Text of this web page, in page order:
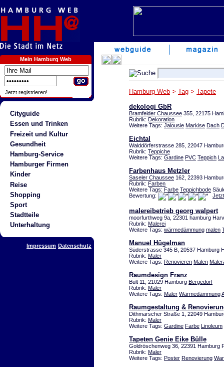
Mein Hamburg Web
Jetzt registrieren!
Cityguide
Essen und Trinken
Freizeit und Kultur
Gesundheit
Hamburg-Service
Hamburger Firmen
Kinder
Reise
Shopping
Sport
Stadtteile
Unterhaltung
Impressum Datenschutz
Hamburg Web > Tag > Tapete
dekologi GbR
Bramfelder Chaussee 355, 22175
Rubrik: Dekoration
Weitere Tags: Jalousie Markise Dach
Eichtal
Walddörferstrasse 285, 22047
Rubrik: Teppiche
Weitere Tags: Gardine PVC Teppich
Farbenhaus Metzler
Saseler Chaussee 162, 22393
Rubrik: Farben
Weitere Tags: Farbe Teppichbode
Bewertung:
malereibetrieb georg walpert
moorfurthweg 9a, 22301 hamburg
Rubrik: Malerei
Weitere Tags: wärmedämmung malen
Manuel Hügelman
Süderstrasse 345 B, 20537 Hamburg
Rubrik: Maler
Weitere Tags: Renovieren Malen
Raumdesign Franz
Bult 11, 21029 Hamburg Bergedorf
Rubrik: Maler
Weitere Tags: Maler Wärmedämmung
Raumgestaltung &
Dithmarscher Straße 1, 22049
Rubrik: Maler
Weitere Tags: Gardine Farbe Linoleum
Tapeten Genie Eike Bülle
Goldröschenweg 36, 22391 Hamburg
Rubrik: Maler
Weitere Tags: Poster Renovierung